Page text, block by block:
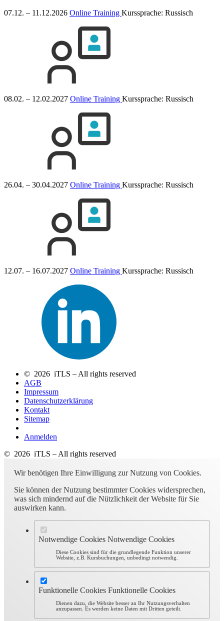
07.12. – 11.12.2026 Online Training Kurssprache: Russisch
08.02. – 12.02.2027 Online Training Kurssprache: Russisch
26.04. – 30.04.2027 Online Training Kurssprache: Russisch
12.07. – 16.07.2027 Online Training Kurssprache: Russisch
© 2026 iTLS – All rights reserved
AGB
Impressum
Datenschutzerklärung
Kontakt
Sitemap
Anmelden
© 2026 iTLS – All rights reserved
Wir benötigen Ihre Einwilligung zur Nutzung von Cookies.
Sie können der Nutzung bestimmter Cookies widersprechen,
was sich mindernd auf die Nützlichkeit der Website für Sie
auswirken kann.
Notwendige Cookies Notwendige Cookies
Diese Cookies sind für die grundlegende Funktion unserer
Website, z.B. Kursbuchungen, unbedingt notwendig.
Funktionelle Cookies Funktionelle Cookies
Dienen dazu, die Website besser an Ihr Nutzungsverhalten
anzupassen. Es werden keine Daten mit Dritten geteilt.